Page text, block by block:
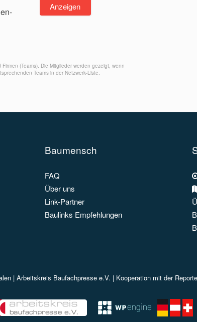
Anzeigen
(Teams). Die Mitglieder werden gezeigt, wenn
Teams in der Netzwerk-Liste.
Baumensch
FAQ
Über uns
Link-Partner
Baulinks Empfehlungen
| Arbeitskreis Baufachpresse e.V. | Kooperation mit der